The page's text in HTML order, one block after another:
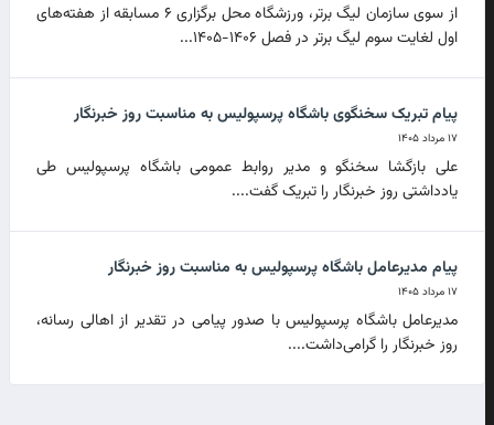
از سوی سازمان لیگ برتر، ورزشگاه محل برگزاری ۶ مسابقه از هفته‌های
اول لغایت سوم لیگ برتر در فصل ۱۴۰۶-۱۴۰۵...
پیام تبریک سخنگوی باشگاه پرسپولیس به مناسبت روز خبرنگار
۱۷ مرداد ۱۴۰۵
علی بازگشا سخنگو و مدیر روابط عمومی باشگاه پرسپولیس طی
یادداشتی روز خبرنگار را تبریک گفت....
پیام مدیرعامل باشگاه پرسپولیس به مناسبت روز خبرنگار
۱۷ مرداد ۱۴۰۵
مدیرعامل باشگاه پرسپولیس با صدور پیامی در تقدیر از اهالی رسانه،
روز خبرنگار را گرامی‌داشت....